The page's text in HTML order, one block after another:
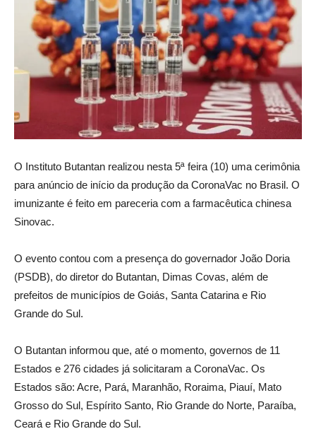
O Instituto Butantan realizou nesta 5ª feira (10) uma cerimônia
para anúncio de início da produção da CoronaVac no Brasil. O
imunizante é feito em pareceria com a farmacêutica chinesa
Sinovac.
O evento contou com a presença do governador João Doria
(PSDB), do diretor do Butantan, Dimas Covas, além de
prefeitos de municípios de Goiás, Santa Catarina e Rio
Grande do Sul.
O Butantan informou que, até o momento, governos de 11
Estados e 276 cidades já solicitaram a CoronaVac. Os
Estados são: Acre, Pará, Maranhão, Roraima, Piauí, Mato
Grosso do Sul, Espírito Santo, Rio Grande do Norte, Paraíba,
Ceará e Rio Grande do Sul.